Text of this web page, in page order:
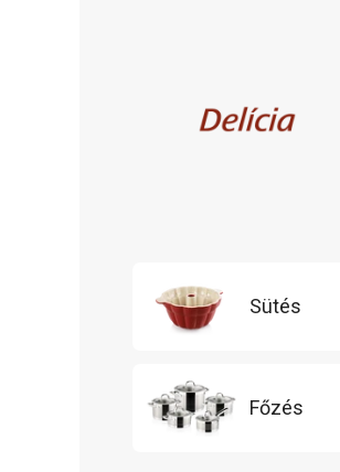
Sütés
Főzés